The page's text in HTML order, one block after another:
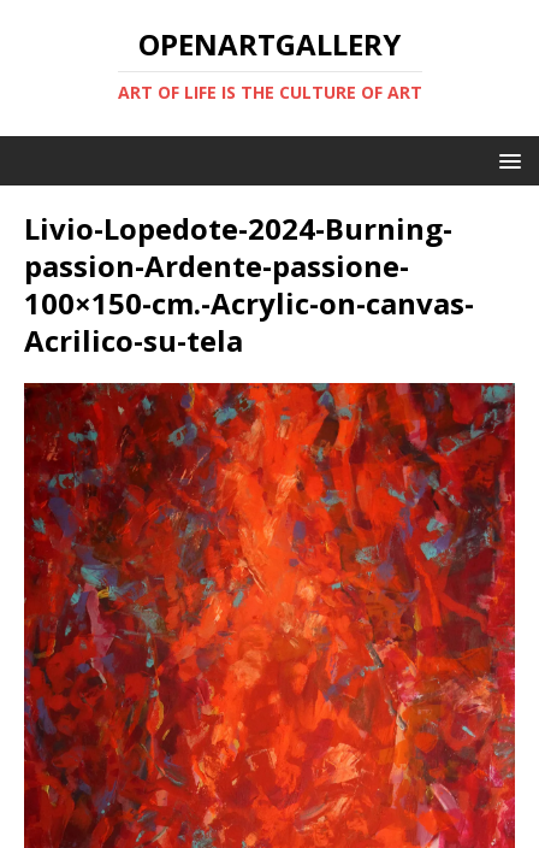
OPENARTGALLERY
ART OF LIFE IS THE CULTURE OF ART
Livio-Lopedote-2024-Burning-
passion-Ardente-passione-
100×150-cm.-Acrylic-on-canvas-
Acrilico-su-tela